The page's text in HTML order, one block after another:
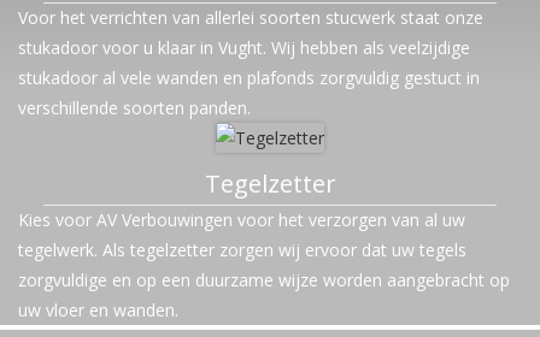
Voor het verrichten van allerlei soorten stucwerk staat onze
stukadoor voor u klaar in Vught. Wij hebben als veelzijdige
stukadoor al vele wanden en plafonds zorgvuldig gestuct in
verschillende soorten panden.
Tegelzetter
Kies voor AV Verbouwingen voor het verzorgen van al uw
tegelwerk. Als tegelzetter zorgen wij ervoor dat uw tegels
zorgvuldige en op een duurzame wijze worden aangebracht op
uw vloer en wanden.